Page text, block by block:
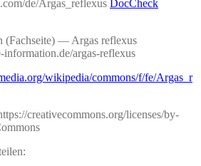
de/Argas_reflexus DocCheck
(Fachseite) — Argas reflexus
argas-reflexus
wikipedia/commons/f/fe/Argas_r
creativecommons.org/licenses/by-